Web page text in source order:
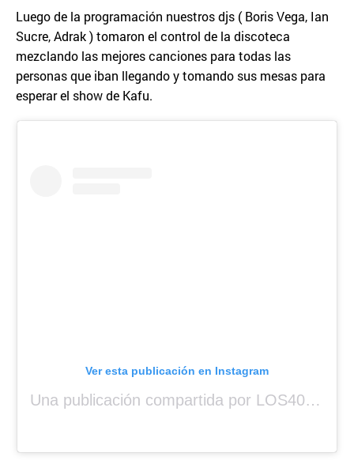
Luego de la programación nuestros djs ( Boris Vega, Ian
Sucre, Adrak ) tomaron el control de la discoteca
mezclando las mejores canciones para todas las
personas que iban llegando y tomando sus mesas para
esperar el show de Kafu.
Ver esta publicación en Instagram
Una publicación compartida por LOS40 Panamá (@los40panama)